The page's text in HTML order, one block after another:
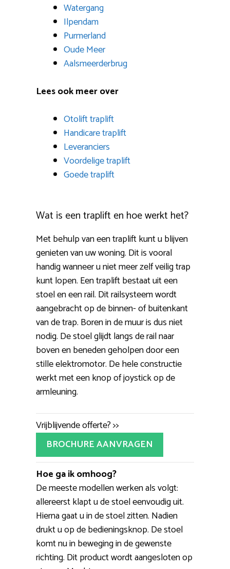
Watergang
Ilpendam
Purmerland
Oude Meer
Aalsmeerderbrug
Lees ook meer over
Otolift traplift
Handicare traplift
Leveranciers
Voordelige traplift
Goede traplift
Wat is een traplift en hoe werkt het?
Met behulp van een traplift kunt u blijven
genieten van uw woning. Dit is vooral
handig wanneer u niet meer zelf veilig trap
kunt lopen. Een traplift bestaat uit een
stoel en een rail. Dit railsysteem wordt
aangebracht op de binnen- of buitenkant
van de trap. Boren in de muur is dus niet
nodig. De stoel glijdt langs de rail naar
boven en beneden geholpen door een
stille elektromotor. De hele constructie
werkt met een knop of joystick op de
armleuning.
Vrijblijvende offerte? >>
BROCHURE AANVRAGEN
Hoe ga ik omhoog?
De meeste modellen werken als volgt:
allereerst klapt u de stoel eenvoudig uit.
Hierna gaat u in de stoel zitten. Nadien
drukt u op de bedieningsknop. De stoel
komt nu in beweging in de gewenste
richting. Dit product wordt aangesloten op